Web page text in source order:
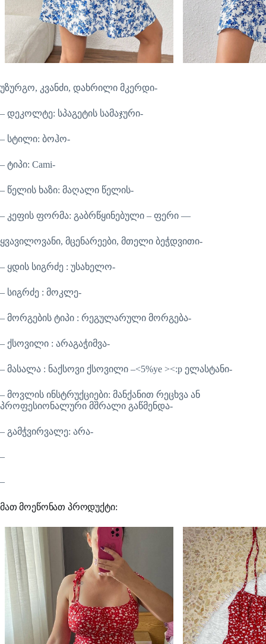
უზურგო, კვანძი, დახრილი მკერდი-
– დეკოლტე: სპაგეტის სამაჯური-
– სტილი: ბოჰო-
– ტიპი: Cami-
– წელის ხაზი: მაღალი წელის-
– კეფის ფორმა: გაბრწყინებული – ფერი —
ყვავილოვანი, მცენარეები, მთელი ბეჭდვითი-
– ყდის სიგრძე : უსახელო-
– სიგრძე : მოკლე-
– მორგების ტიპი : რეგულარული მორგება-
– ქსოვილი : არაგაჭიმვა-
– მასალა : ნაქსოვი ქსოვილი –<5%ye ><:p ელასტანი-
– მოვლის ინსტრუქციები: მანქანით რეცხვა ან
პროფესიონალური მშრალი გაწმენდა-
– გამჭვირვალე: არა-
–
–
მათ მოეწონათ პროდუქტი: